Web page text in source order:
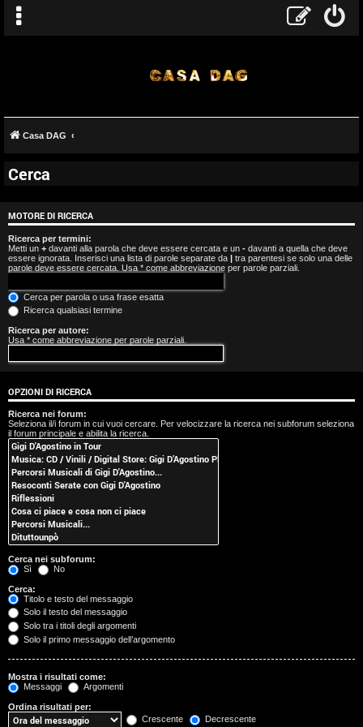
A
r
g
o
m
e
n
i
s
e
n
z
a
r
i
s
p
o
s
Casa DAG
Cerca
MOTORE DI RICERCA
Ricerca per termini:
Metti un + davanti alla parola che deve essere cercata e un - davanti a quella che deve
essere ignorata. Inserisci una lista di parole separate da | tra parentesi se solo una delle
parole deve essere cercata. Usa * come abbreviazione per parole parziali.
Cerca per parola o usa frase esatta
Ricerca qualsiasi termine
Ricerca per autore:
Usa * come abbreviazione per parole parziali.
OPZIONI DI RICERCA
Ricerca nei forum:
Seleziona il/i forum in cui vuoi cercare. Per velocizzare la ricerca nei subforum seleziona
il forum principale e abilita la ricerca.
Cerca nei subforum:
Sì
No
Cerca:
Titolo e testo del messaggio
Solo il testo del messaggio
Solo tra i titoli degli argomenti
Solo il primo messaggio dell’argomento
Mostra i risultati come:
Messaggi
Argomenti
Ordina risultati per:
Crescente
Decrescente